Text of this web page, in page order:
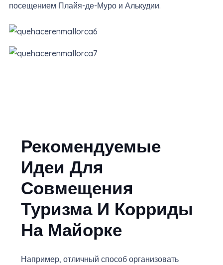
посещением Плайя-де-Муро и Алькудии.
Рекомендуемые
Идеи Для
Совмещения
Туризма И Корриды
На Майорке
Например, отличный способ организовать